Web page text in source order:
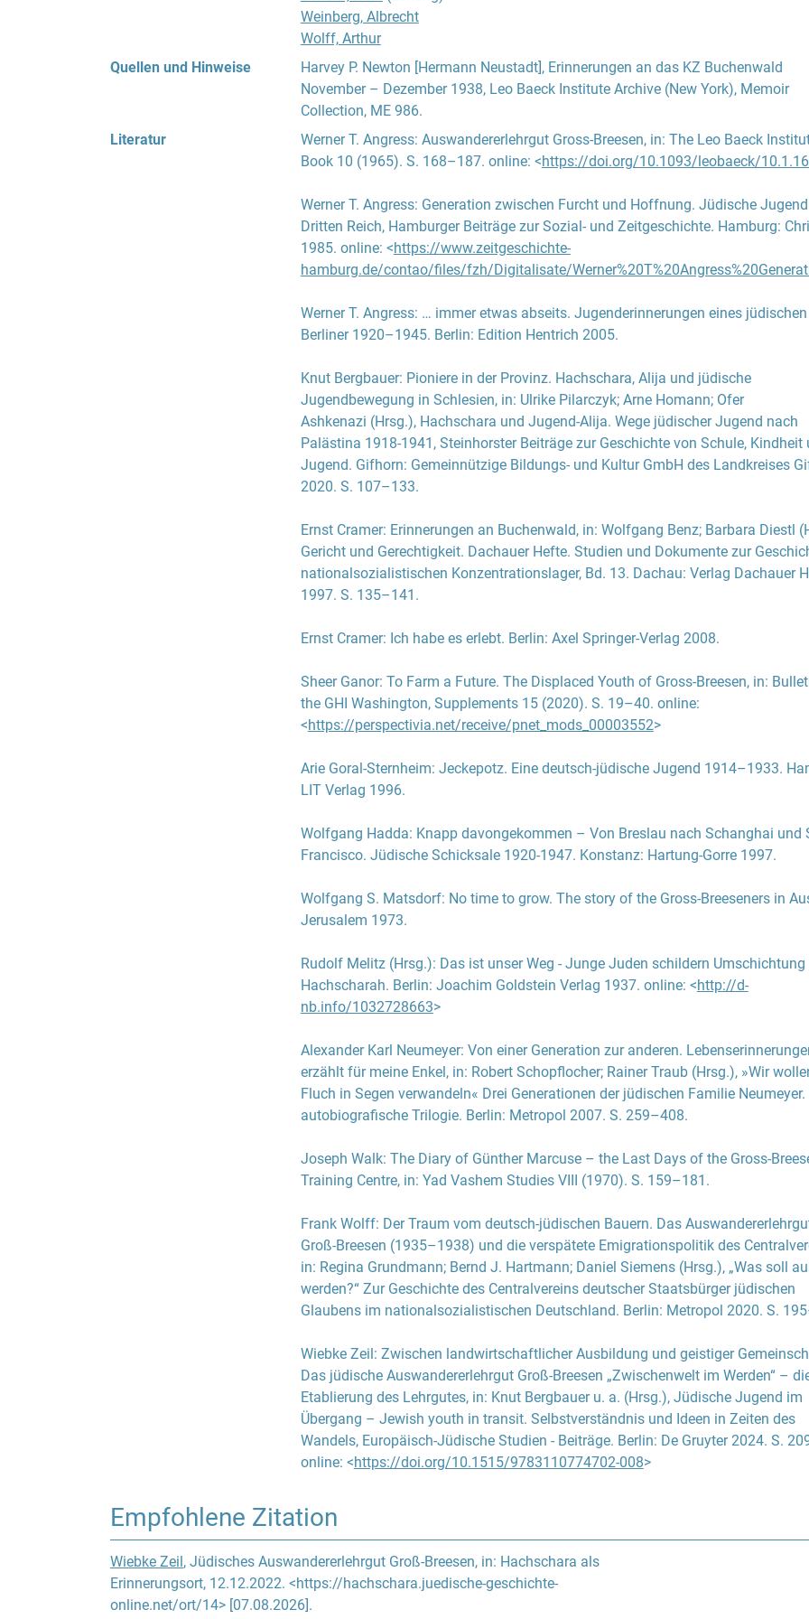
vorher keinerlei Erfahrungen mit dem landwirtschaftlichen Arbeitsalltag hatte,
die älteren Praktikant:innen durch vorherige Tätigkeiten bei Bauern oder in
praktischen wie theoretischen Ausbildung.
Der anfangs erarbeitete Erziehungsplan sah zudem die kulturelle und geistige
der Jugendlichen vor, um, so die Forderung, „nicht zu verbauern“. Neben
Fremdsprachen, Mathematik und Biologie schloss dies auch die Heranführung
diesem Zwecke fanden Musizierabende statt, Tageszeitungen lagen im
Versammlungsraum aus und das politische Tages- und Weltgeschehen wurde
Zu Bondys Erziehungsarbeit gehörte zudem die wöchentlich stattfindende
Lebenskunde, in der Fragen des (alltäglichen) Zusammenlebens und moralische
Einen weiteren zentralen Aspekt der Bildungsarbeit sollten die charakterliche
sowie die bewusste „jüdische Erziehung“ einnehmen, wobei diese eng
Gemeinschaft wurde sich eine Stärkung der zumeist wenig bis gar nicht jüdisch-
religiös geprägten Jugendlichen in einer Zeit der Umbrüche, Veränderungen und
Bedrohung erhofft. Ab 1937 kamen zeitweise externe Lehrer auf das Gut, um
Hebräisch zu unterrichten. Ältere Praktikant:innen und Ruth Scheier nahmen sich
Ausgestaltung des Shabbats und wichtiger jüdischer Feiertage an. Trotz dieser
Bemühungen gelang es nicht, in Groß-Breesen ein dezidiert „jüdisches
Die anfängliche Auswanderungsplanung sah die Errichtung einer
Groß-Breesener in Südamerika vor. Im Juni 1938 reiste die erste Gruppe von
Groß-Breesenern nach Argentinien aus, um in der von der Jewish Colonisation
Auszubildende den ersten Siedler:innen folgen könnten, hatte sich Ende Sommer
gänzlich zerschlagen. Letztlich hatte nur die Siedlung in Hyde Farmlands im US-
Bundesstaat Virginia, wo eine Gruppe von knapp 30 Auszubildenden Zuflucht
über mehrere Jahre (1938–1941) Bestand.
Wie viele Hachscharot wurde Groß-Breesen im Zuge des Novemberpogroms
verwüstet. Alle männlichen Auszubildenden ab 18 Jahren, Curt Bondy und die
jüngeren sowie die Frauen und Mädchen verblieben auf dem Gut, dessen
vorübergehend Ruth Hadra, Gruppenführerin und Sekretärin Bondys, und Ruth
sich die Strukturen und Bedingungen im Verlauf des Jahres 1939 merklich.
Reichsvereinigung der Juden in Deutschland unterstellt, stand Groß-Breesen, wie
Gestapo sowie SD beziehungsweise dem im September 1939 geschaffenen
Reichssicherheitshauptamt. Als Nachfolger Curt Bondys hatte der Pädagoge
Bernstein die Leitung des Lehrgutes übernommen. Im Sommer 1939 galt Groß-
ausgedehnt, die Ausbildung, der theoretische Unterricht und die Freizeit dafür
beschnitten. Trotzdem waren Bernstein und einige ältere Auszubildende darum
bemüht, das Gemeinschaftsleben aufrechtzuerhalten. Es gab weiterhin
um religiöse und lebensweltliche Fragen, die Bibliothek wurde ausgebaut und
jedoch auch daran deutlich, dass im Laufe der Zeit mehrfach Kleingruppen aus
Breesen zum Arbeitseinsatz in andere landwirtschaftliche Güter oder
schließlich die offizielle Auflösung des Auswandererlehrguts Groß-Breesen und
Umwandlung in ein Zwangsarbeitslager. Im Oktober 1941 wurde Walter
seiner Funktion als Leiter des ehemaligen Lehrguts enthoben und gemeinsam
seiner Frau und seinem Kind dem Forstarbeitslager Kaisermühl zugeteilt, dessen
Leitung er übernehmen sollte, bis er im April 1943 nach Auschwitz deportiert
übernahm ab Dezember 1941 ein Herr Hildebrandt, der sich durch Schikanen der
verbliebenen Jugendlichen hervortat. Lebensmittelrationen wurden stark gekürzt
die Sonntagsarbeit eingeführt. Im Oktober 1942 erfolgte die zwangsweise
des Schlosses durch die letzten Breesener, die fortan auf dem Wirtschaftshof in
beengten Verhältnissen untergebracht wurden. Anfang 1943 wurde im Schloss
Wehrmachtslazarett eingerichtet. Mit dem Eintreffen der ersten Verwundeten war
1943 wurden die letzten Groß-Breesener nach Auschwitz deportiert.
landwirtschaftlichen Betrieb der Volksrepublik Polen (PGR). 1999 erwarb es der
aktuelle Besitzer.
Weinberg, Albrecht
Wolff, Arthur
Quellen und Hinweise
Harvey P. Newton [Hermann Neustadt], Erinnerungen an das KZ Buchenwald
November – Dezember 1938, Leo Baeck Institute Archive (New York), Memoir
Collection, ME 986.
Literatur
Werner T. Angress: Auswandererlehrgut Gross-Breesen, in: The Leo Baeck
Book 10 (1965). S. 168–187. online: <https://doi.org/10.1093/leobaeck/
Werner T. Angress: Generation zwischen Furcht und Hoffnung. Jüdische
Dritten Reich, Hamburger Beiträge zur Sozial- und Zeitgeschichte. Hamburg:
1985. online: <https://www.zeitgeschichte-
hamburg.de/contao/files/fzh/Digitalisate/
Werner T. Angress: … immer etwas abseits. Jugenderinnerungen eines jüdischen
Berliner 1920–1945. Berlin: Edition Hentrich 2005.
Knut Bergbauer: Pioniere in der Provinz. Hachschara, Alija und jüdische
Jugendbewegung in Schlesien, in: Ulrike Pilarczyk; Arne Homann; Ofer
Ashkenazi (Hrsg.), Hachschara und Jugend-Alija. Wege jüdischer Jugend nach
Palästina 1918-1941, Steinhorster Beiträge zur Geschichte von Schule, Kindheit
Jugend. Gifhorn: Gemeinnützige Bildungs- und Kultur GmbH des Landkreises
2020. S. 107–133.
Ernst Cramer: Erinnerungen an Buchenwald, in: Wolfgang Benz; Barbara Diestl
Gericht und Gerechtigkeit. Dachauer Hefte. Studien und Dokumente zur
nationalsozialistischen Konzentrationslager, Bd. 13. Dachau: Verlag Dachauer
1997. S. 135–141.
Ernst Cramer: Ich habe es erlebt. Berlin: Axel Springer-Verlag 2008.
Sheer Ganor: To Farm a Future. The Displaced Youth of Gross-Breesen, in:
the GHI Washington, Supplements 15 (2020). S. 19–40. online:
<https://perspectivia.net/receive/pnet_mods_00003552>
Arie Goral-Sternheim: Jeckepotz. Eine deutsch-jüdische Jugend 1914–1933.
LIT Verlag 1996.
Wolfgang Hadda: Knapp davongekommen – Von Breslau nach Schanghai und
Francisco. Jüdische Schicksale 1920-1947. Konstanz: Hartung-Gorre 1997.
Wolfgang S. Matsdorf: No time to grow. The story of the Gross-Breeseners in
Jerusalem 1973.
Rudolf Melitz(Hrsg.): Das ist unser Weg - Junge Juden schildern Umschichtung
Hachscharah. Berlin: Joachim Goldstein Verlag 1937. online: <http://d-
nb.info/1032728663>
Alexander Karl Neumeyer: Von einer Generation zur anderen.
erzählt für meine Enkel , in: Robert Schopflocher; Rainer Traub(Hrsg.), »Wir
Fluch in Segen verwandeln« Drei Generationen der jüdischen Familie Neumeyer.
autobiografische Trilogie. Berlin: Metropol 2007. S. 259–408.
Joseph Walk: The Diary of Günther Marcuse – the Last Days of the Gross-
Training Centre, in: Yad Vashem Studies VIII (1970). S. 159–181.
Frank Wolff: Der Traum vom deutsch-jüdischen Bauern. Das
Groß-Breesen (1935–1938) und die verspätete Emigrationspolitik des
in: Regina Grundmann; Bernd J. Hartmann; Daniel Siemens(Hrsg.), „Was soll
werden?“ Zur Geschichte des Centralvereins deutscher Staatsbürger jüdischen
Glaubens im nationalsozialistischen Deutschland. Berlin: Metropol 2020. S.
Wiebke Zeil : Zwischen landwirtschaftlicher Ausbildung und geistiger
Das jüdische Auswandererlehrgut Groß-Breesen „Zwischenwelt im Werden“ –
Etablierung des Lehrgutes, in: Knut Bergbaueru. a. (Hrsg.), Jüdische Jugend im
Übergang – Jewish youth in transit. Selbstverständnis und Ideen in Zeiten des
Wandels, Europäisch-Jüdische Studien - Beiträge. Berlin: De Gruyter 2024. S.
online: <https://doi.org/10.1515/9783110774702-008>
Empfohlene Zitation
Wiebke Zeil , Jüdisches Auswandererlehrgut Groß-Breesen, in: Hachschara als
Erinnerungsort, 12.12.2022. <https://hachschara.juedische-geschichte-
online.net/ort/14> [07.08.2026].